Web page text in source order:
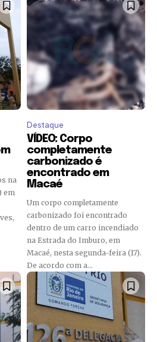
na
em
Destaque
VÍDEO: Corpo
completamente
carbonizado é
encontrado em
Macaé
Um corpo completamente
carbonizado foi encontrado
dentro de um carro incendiado
na Estrada do Imburo, em
Macaé, nesta segunda-feira (17).
De acordo com a...